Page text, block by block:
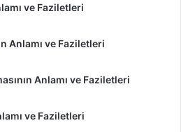
ve Faziletleri
Anlamı ve Faziletleri
Anlamı ve Faziletleri
ve Faziletleri